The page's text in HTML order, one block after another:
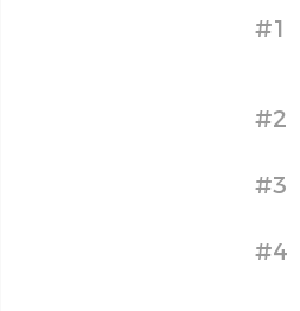
#1
#2
#3
#4